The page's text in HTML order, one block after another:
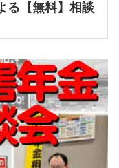
る【無料】相談